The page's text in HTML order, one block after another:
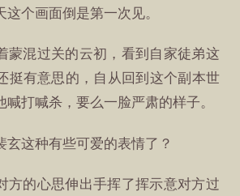
个画面倒是第一次见。
蒙混过关的云初，看到自家徒弟这
挺有意思的，自从回到这个副本世
打喊杀，要么一脸严肃的样子。
玄这种有些可爱的表情了？
方的心思伸出手挥了挥示意对方过